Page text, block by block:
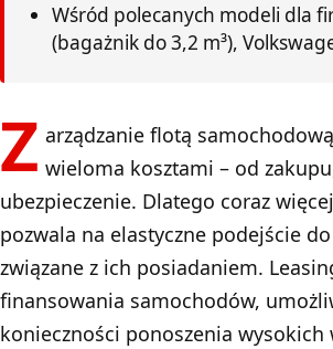
Wśród polecanych modeli dla
(bagażnik do 3,2 m³),
Z arządzanie flotą
wieloma kosztami – od
ubezpieczenie. Dlatego coraz
pozwala na elastyczne podejście
związane z ich posiadaniem.
finansowania samochodów,
konieczności ponoszenia